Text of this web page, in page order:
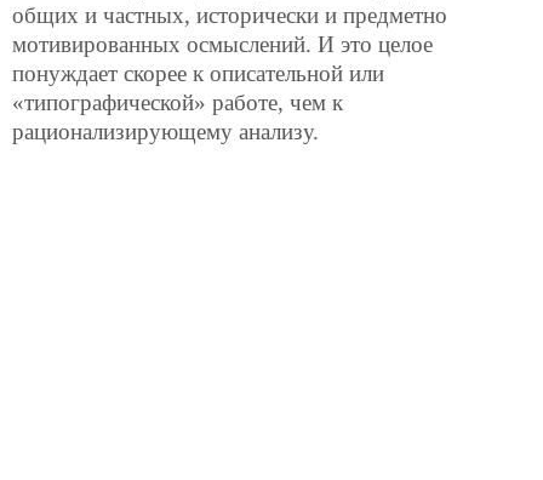
общих и частных, исторически и предметно
мотивированных осмыслений. И это целое
понуждает скорее к описательной или
«типографической» работе, чем к
рационализирующему анализу.